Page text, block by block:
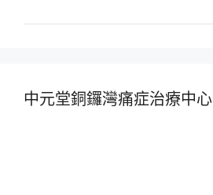
中元堂銅鑼灣痛症治療中心